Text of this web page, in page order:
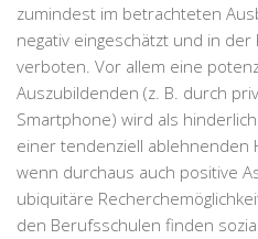
zumindest im betrachteten
negativ eingeschätzt und in der
verboten. Vor allem eine
Auszubildenden (z. B. durch
Smartphone) wird als
einer tendenziell ablehnenden
wenn durchaus auch positive
ubiquitäre
den Berufsschulen finden